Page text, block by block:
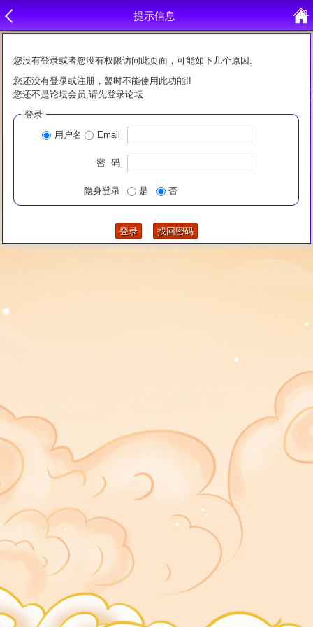
提示信息
您没有登录或者您没有权限访问此页面，可能如下几个原因:
您还没有登录或注册，暂时不能使用此功能!!
您还不是论坛会员,请先登录论坛
登录
用户名
Email
密 码
隐身登录 是 否